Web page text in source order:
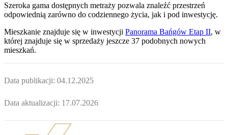
Szeroka gama dostępnych metraży pozwala znaleźć przestrzeń
odpowiednią zarówno do codziennego życia, jak i pod inwestycję.
Mieszkanie znajduje się w inwestycji Panorama Bańgów Etap II, w
której znajduje się w sprzedaży jeszcze 37 podobnych nowych
mieszkań.
Data publikacji: 04.12.2025
Data aktualizacji: 17.07.2026